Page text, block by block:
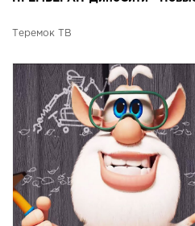
Теремок ТВ